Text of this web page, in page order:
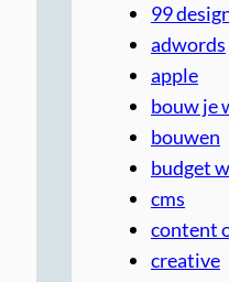
99
adwords
apple
bouw je
bouwen
budget
cms
content
creative